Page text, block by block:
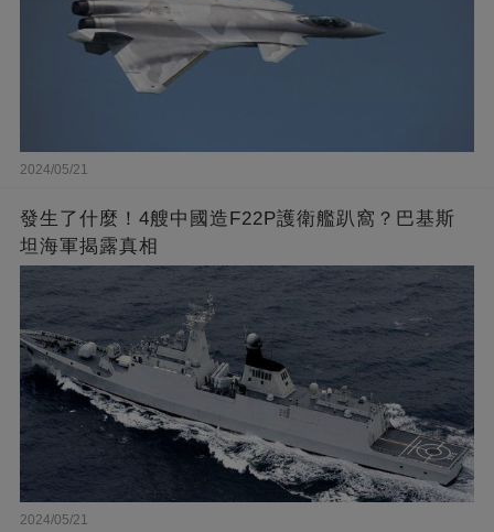
2024/05/21
發生了什麼！4艘中國造F22P護衛艦趴窩？巴基斯
坦海軍揭露真相
2024/05/21